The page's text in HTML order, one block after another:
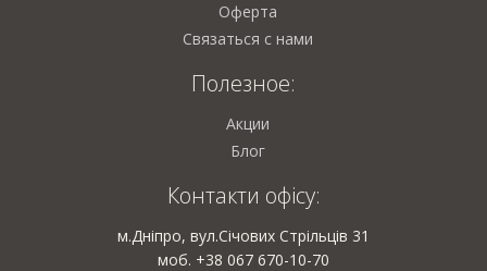
Оферта
Связаться с нами
Полезное:
Акции
Блог
Контакти офісу:
м.Дніпро, вул.Січових Стрільців 31
моб. +38 067 670-10-70